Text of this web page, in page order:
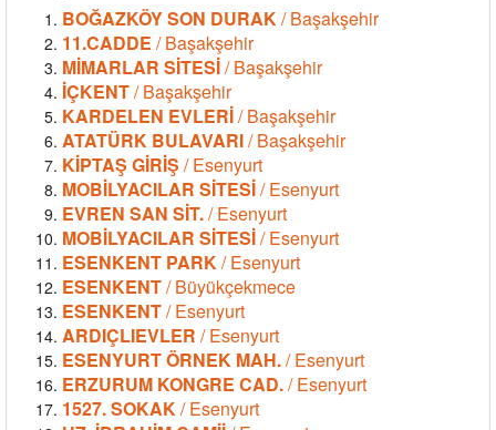
BOĞAZKÖY SON DURAK/ Başakşehir
11.CADDE / Başakşehir
MİMARLAR SİTESİ/ Başakşehir
İÇKENT/ Başakşehir
KARDELEN EVLERİ/ Başakşehir
ATATÜRK BULAVARI/ Başakşehir
KİPTAŞ GİRİŞ / Esenyurt
MOBİLYACILAR SİTESİ/ Esenyurt
EVREN SAN SİT./ Esenyurt
MOBİLYACILAR SİTESİ/ Esenyurt
ESENKENT PARK/ Esenyurt
ESENKENT/ Büyükçekmece
ESENKENT/ Esenyurt
ARDIÇLIEVLER / Esenyurt
ESENYURT ÖRNEK MAH./ Esenyurt
ERZURUM KONGRE CAD./ Esenyurt
1527. SOKAK/ Esenyurt